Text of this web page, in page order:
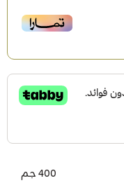
400 جم